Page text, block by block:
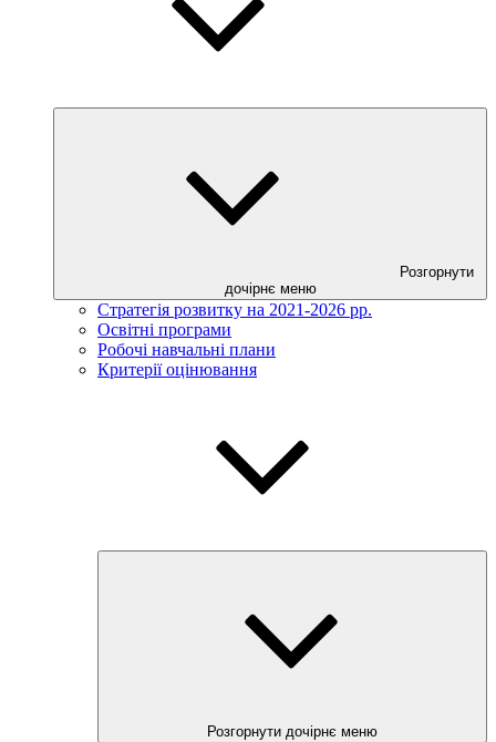
Розгорнути
дочірнє меню
Стратегія розвитку на 2021-2026 рр.
Освітні програми
Робочі навчальні плани
Критерії оцінювання
Розгорнути дочірнє меню